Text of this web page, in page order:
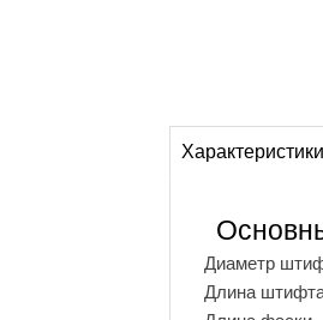
Характеристики
Диаметр
Длина